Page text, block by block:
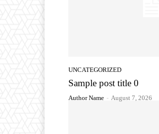
UNCATEGORIZED
Sample post title 0
Author Name - August 7, 2026